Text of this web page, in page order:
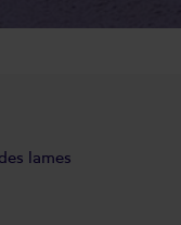
lames